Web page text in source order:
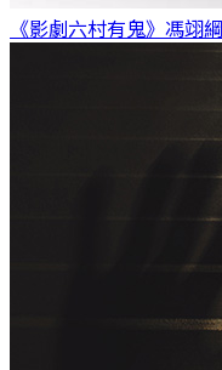
《影劇六村有鬼》 馮翊綱